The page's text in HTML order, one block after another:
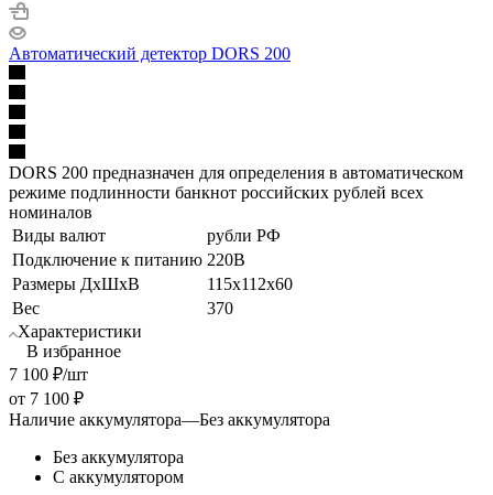
Автоматический детектор DORS 200
DORS 200 предназначен для определения в автоматическом
режиме подлинности банкнот российских рублей всех
номиналов
Виды валют
рубли РФ
Подключение к питанию 220В
Размеры ДхШхВ
115х112х60
Вес
370
Характеристики
В избранное
7 100 ₽/шт
от 7 100 ₽
Наличие аккумулятора—Без аккумулятора
Без аккумулятора
С аккумулятором